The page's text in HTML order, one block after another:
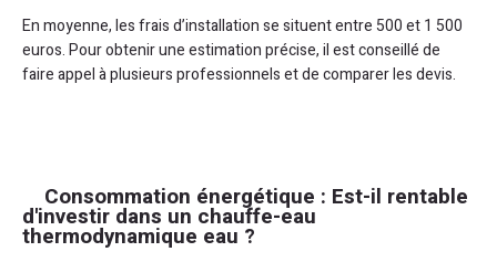
En moyenne, les frais d’installation se situent entre 500 et 1 500
euros. Pour obtenir une estimation précise, il est conseillé de
faire appel à plusieurs professionnels et de comparer les devis.
Consommation énergétique : Est-il rentable
d'investir dans un chauffe-eau
thermodynamique eau ?